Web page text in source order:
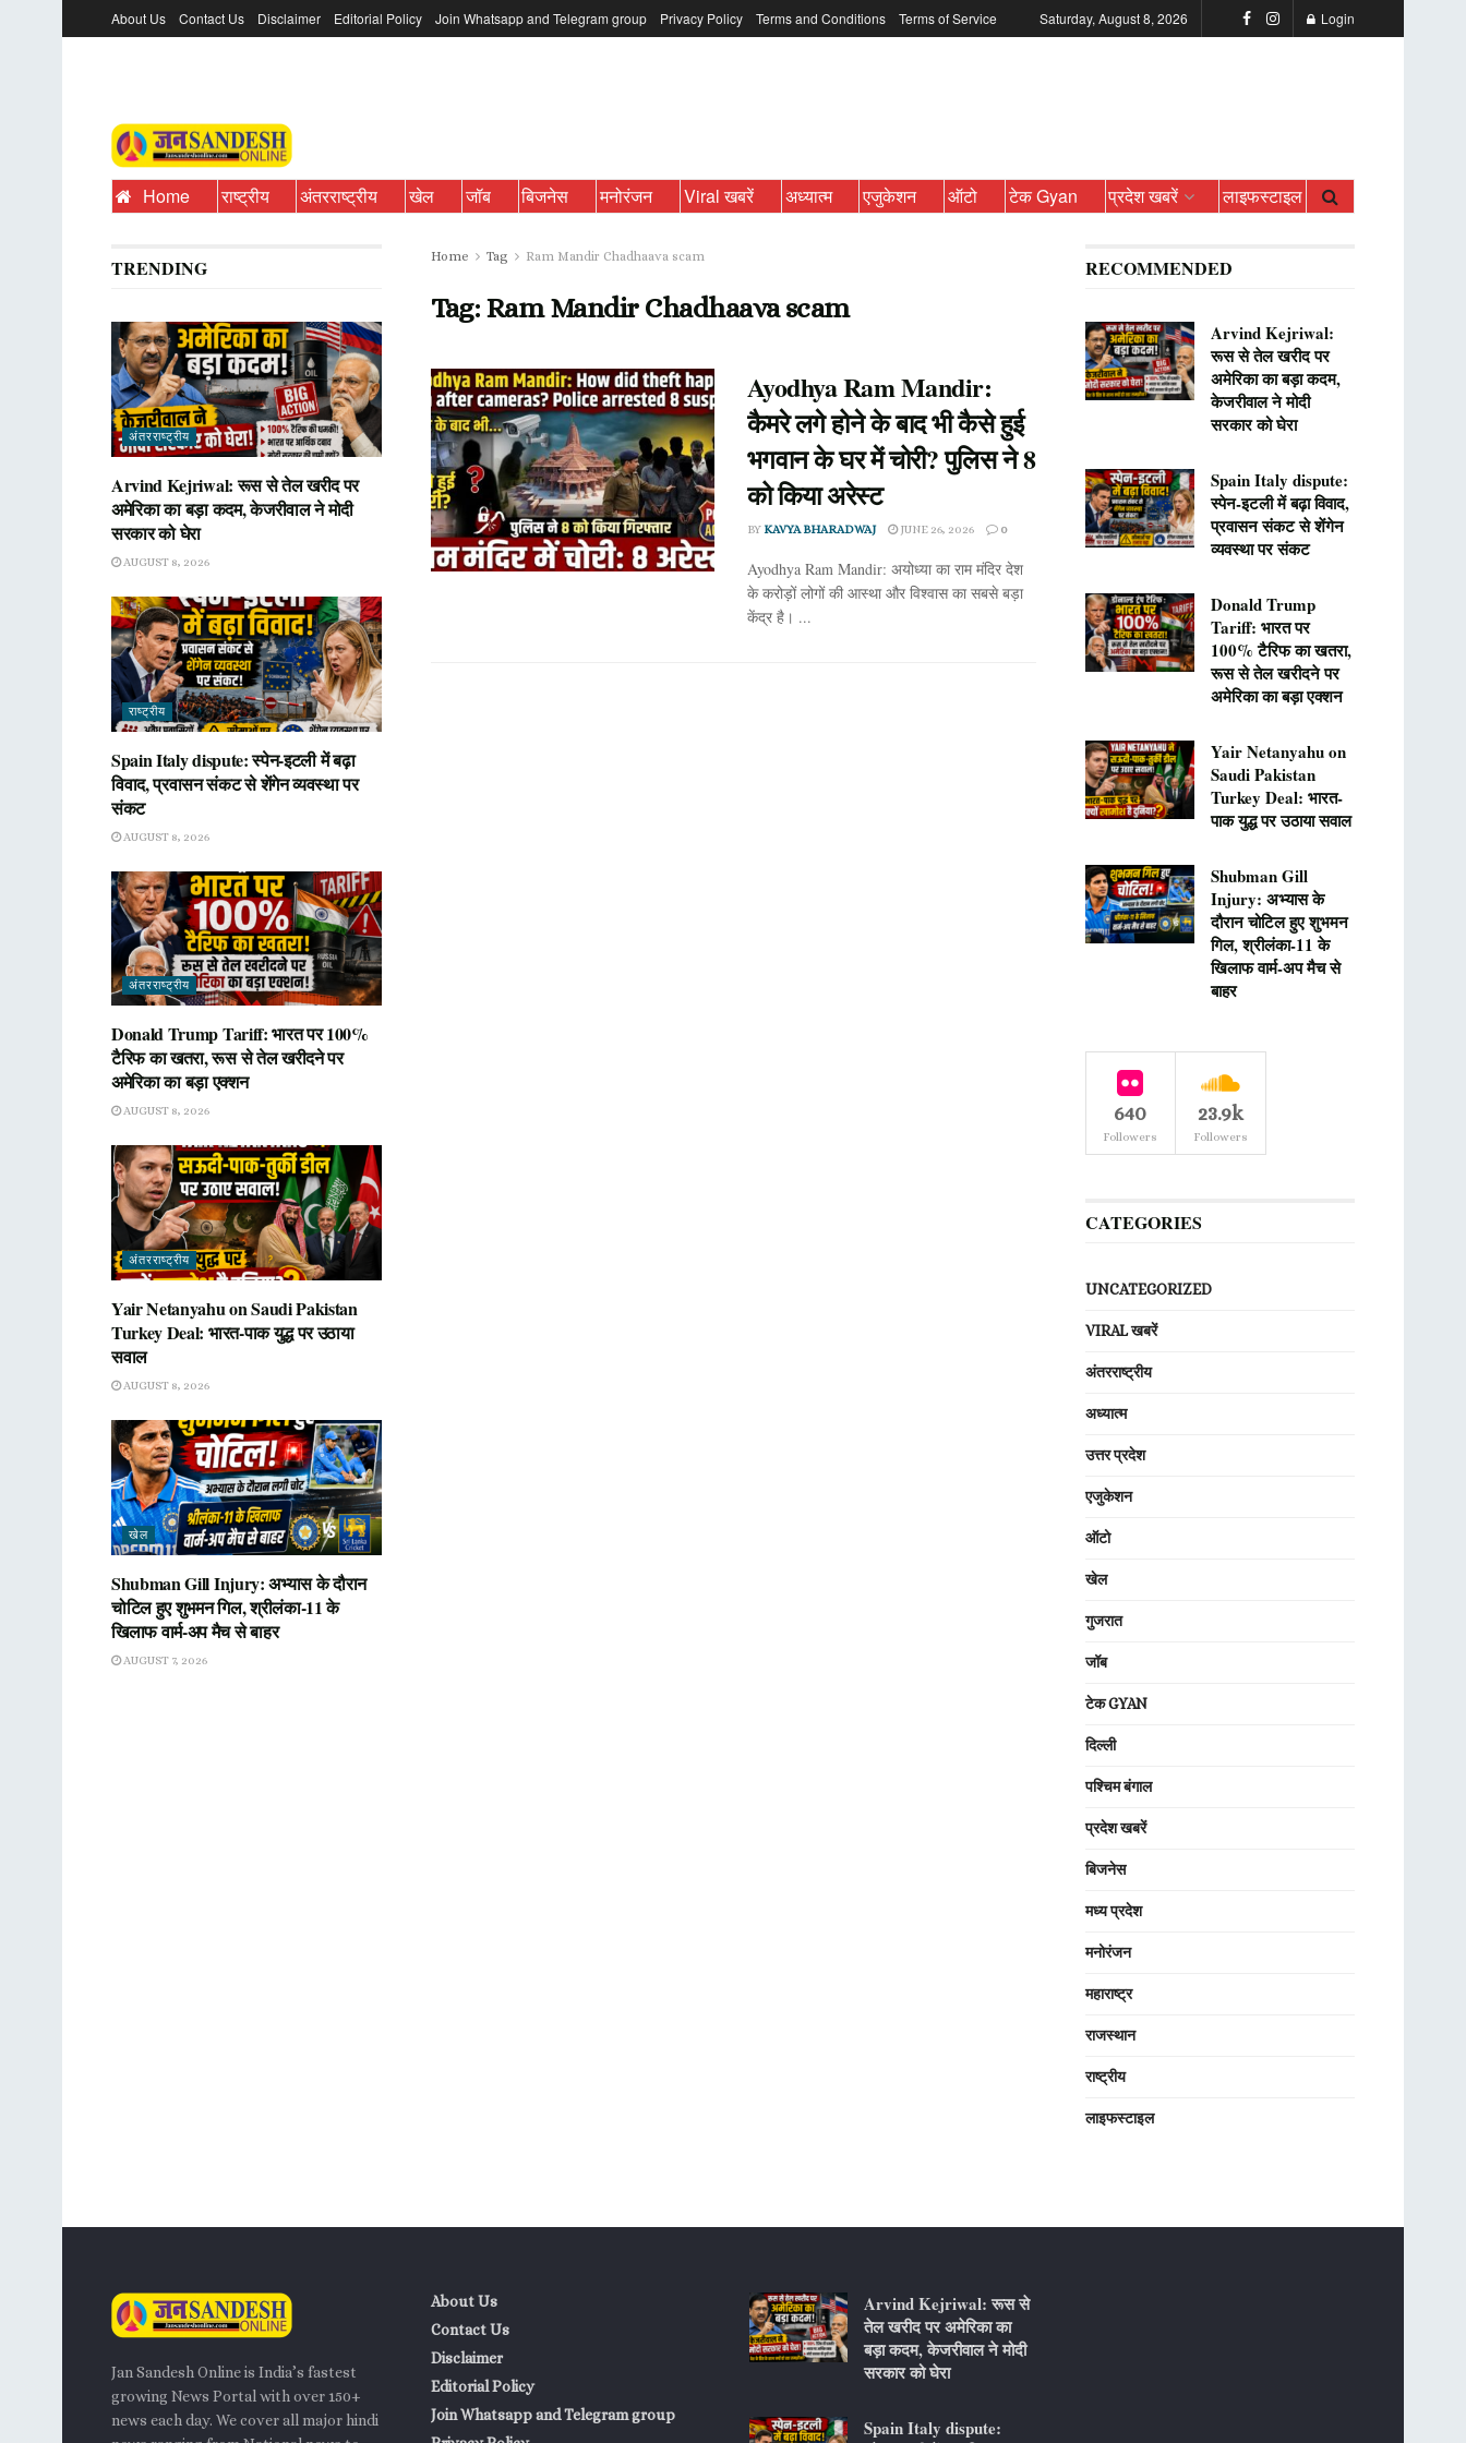
About Us Contact Us Disclaimer Editorial Policy Join Whatsapp and Telegram group Privacy Policy Terms and Conditions Terms of Service Saturday, August 8, 2026 Login
Home राष्ट्रीय अंतरराष्ट्रीय खेल जॉब बिजनेस मनोरंजन Viral खबरें अध्यात्म एजुकेशन ऑटो टेक Gyan प्रदेश खबरें लाइफस्टाइल
Home Tag Ram Mandir Chadhaava scam
Tag: Ram Mandir Chadhaava scam
Ayodhya Ram Mandir:
कैमरे लगे होने के बाद भी कैसे हुई
भगवान के घर में चोरी? पुलिस ने 8
को किया अरेस्ट
BY KAVYA BHARADWAJ JUNE 26, 2026 0
Ayodhya Ram Mandir: अयोध्या का राम मंदिर देश
के करोड़ों लोगों की आस्था और विश्वास का सबसे बड़ा
केंद्र है। ...
TRENDING
अंतरराष्ट्रीय
Arvind Kejriwal: रूस से तेल खरीद पर
अमेरिका का बड़ा कदम, केजरीवाल ने मोदी
सरकार को घेरा
AUGUST 8, 2026
राष्ट्रीय
Spain Italy dispute: स्पेन-इटली में बढ़ा
विवाद, प्रवासन संकट से शेंगेन व्यवस्था पर
संकट
AUGUST 8, 2026
अंतरराष्ट्रीय
Donald Trump Tariff: भारत पर 100%
टैरिफ का खतरा, रूस से तेल खरीदने पर
अमेरिका का बड़ा एक्शन
AUGUST 8, 2026
अंतरराष्ट्रीय
Yair Netanyahu on Saudi Pakistan
Turkey Deal: भारत-पाक युद्ध पर उठाया
सवाल
AUGUST 8, 2026
खेल
Shubman Gill Injury: अभ्यास के दौरान
चोटिल हुए शुभमन गिल, श्रीलंका-11 के
खिलाफ वार्म-अप मैच से बाहर
AUGUST 7, 2026
RECOMMENDED
Arvind Kejriwal:
रूस से तेल खरीद पर
अमेरिका का बड़ा कदम,
केजरीवाल ने मोदी
सरकार को घेरा
Spain Italy dispute:
स्पेन-इटली में बढ़ा विवाद,
प्रवासन संकट से शेंगेन
व्यवस्था पर संकट
Donald Trump
Tariff: भारत पर
100% टैरिफ का खतरा,
रूस से तेल खरीदने पर
अमेरिका का बड़ा एक्शन
Yair Netanyahu on
Saudi Pakistan
Turkey Deal: भारत-
पाक युद्ध पर उठाया सवाल
Shubman Gill
Injury: अभ्यास के
दौरान चोटिल हुए शुभमन
गिल, श्रीलंका-11 के
खिलाफ वार्म-अप मैच से
बाहर
640
Followers
23.9k
Followers
CATEGORIES
UNCATEGORIZED
VIRAL खबरें
अंतरराष्ट्रीय
अध्यात्म
उत्तर प्रदेश
एजुकेशन
ऑटो
खेल
गुजरात
जॉब
टेक GYAN
दिल्ली
पश्चिम बंगाल
प्रदेश खबरें
बिजनेस
मध्य प्रदेश
मनोरंजन
महाराष्ट्र
राजस्थान
राष्ट्रीय
लाइफस्टाइल
Jan Sandesh Online is India’s fastest
growing News Portal with over 150+
news each day. We cover all major hindi
About Us
Contact Us
Disclaimer
Editorial Policy
Join Whatsapp and Telegram group
Arvind Kejriwal: रूस से
तेल खरीद पर अमेरिका का
बड़ा कदम, केजरीवाल ने मोदी
सरकार को घेरा
Spain Italy dispute: